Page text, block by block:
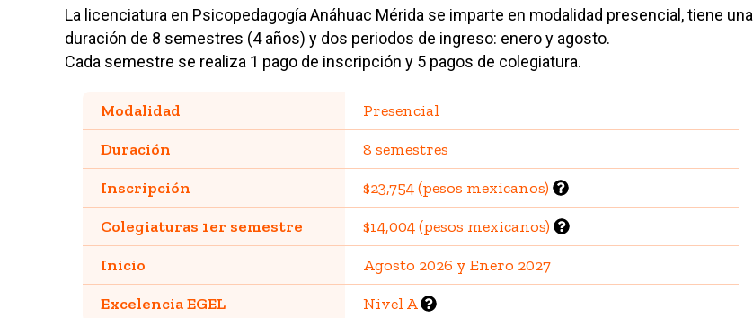
La licenciatura en Psicopedagogía Anáhuac Mérida se imparte en modalidad presencial, tiene una
duración de 8 semestres (4 años) y dos periodos de ingreso: enero y agosto.
Cada semestre se realiza 1 pago de inscripción y 5 pagos de colegiatura.
Modalidad
Presencial
Duración
8 semestres
Inscripción
$23,754 (pesos mexicanos)
Colegiaturas 1er semestre
$14,004 (pesos mexicanos)
Inicio
Agosto 2026 y Enero 2027
Excelencia EGEL
Nivel A